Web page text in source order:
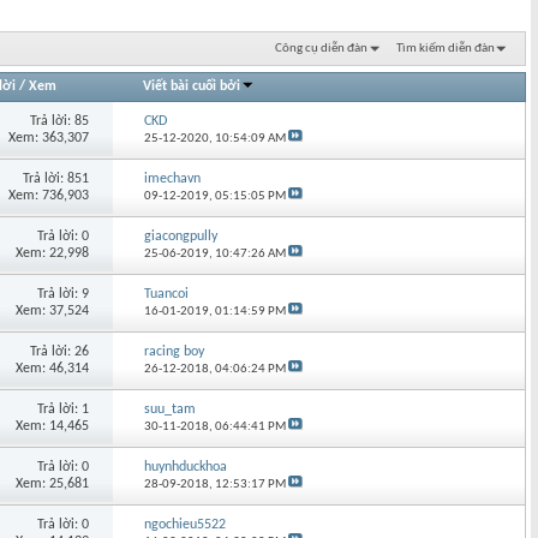
Công cụ diễn đàn Tìm kiếm diễn đàn
/ Xem Viết bài cuối bởi
Trả lời: 85
Xem: 363,307
CKD
25-12-2020, 10:54:09 AM
Trả lời: 851
Xem: 736,903
imechavn
09-12-2019,05:15:05 PM
Trả lời: 0
Xem: 22,998
giacongpully
25-06-2019, 10:47:26 AM
Trả lời: 9
Xem: 37,524
Tuancoi
16-01-2019,01:14:59 PM
Trả lời: 26
Xem: 46,314
racing boy
26-12-2018,04:06:24 PM
Trả lời: 1
Xem: 14,465
suu_tam
30-11-2018,06:44:41 PM
Trả lời: 0
Xem: 25,681
huynhduckhoa
28-09-2018, 12:53:17 PM
Trả lời: 0
ngochieu5522